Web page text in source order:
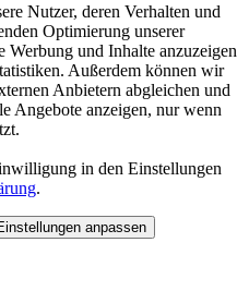
Nutzer, deren Verhalten und
Optimierung unserer
Werbung und Inhalte anzuzeigen
Außerdem können wir
Anbietern abgleichen und
Angebote anzeigen, nur wenn
in den Einstellungen
.
anpassen